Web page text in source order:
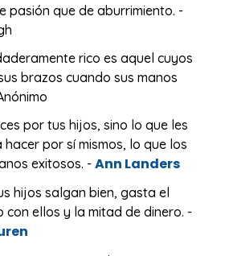
pasión que de aburrimiento. -
rico es aquel cuyos
brazos cuando sus manos
por tus hijos, sino lo que les
por sí mismos, lo que los
exitosos. -Ann Landers
hijos salgan bien, gasta el
con ellos y la mitad de dinero. -